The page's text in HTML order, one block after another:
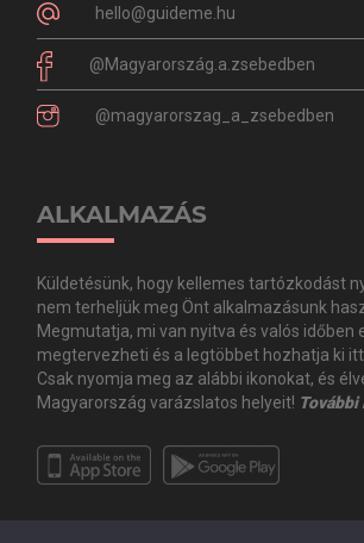
hello@guideme.hu
@Magyarország.a.zsebedben
@magyarorszag_a_zsebedben
ALKALMAZÁS
Küldetésünk, hogy kellemes tartózkodást
nem terheljük meg Önt alkalmazásunk
Megmutatja, mi van nyitva és valós időben
megtervezheti és a legtöbbet hozhatja ki itt
Csak nyomja meg az alábbi ikonokat, és
Magyarország varázslatos helyeit! További